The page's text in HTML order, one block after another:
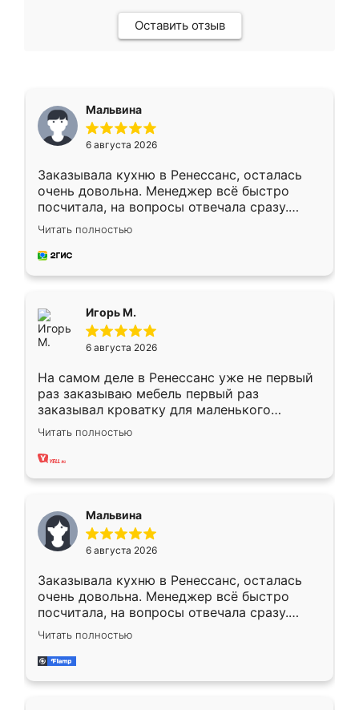
Оставить отзыв
Мальвина
6 августа 2026
Заказывала кухню в Ренессанс, осталась
очень довольна. Менеджер всё быстро
посчитала, на вопросы отвечала сразу.
Замерщик приехал в субботу, подошёл к
делу со всей ответственностью. Собрали
за день, ребята работали аккуратно, даже
Читать полностью
Игорь М.
6 августа 2026
На самом деле в Ренессанс уже не первый
раз заказываю мебель первый раз
заказывал кроватку для маленького
ребёнка при его рождении ,во второй раз
заказал шкаф-купе. По качеству очень
хорошее сборка достаточно быстрая,
меньше, здесь же он более разнообразный.
Мне нравится ,если что-то потребуется из
мебели буду заказывать только здесь.
Читать полностью
Мальвина
6 августа 2026
Заказывала кухню в Ренессанс, осталась
очень довольна. Менеджер всё быстро
посчитала, на вопросы отвечала сразу.
Замерщик приехал в субботу, подошёл к
делу со всей ответственностью. Собрали
за день, ребята работали аккуратно, даже
Читать полностью